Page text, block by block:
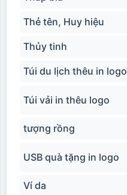
Thẻ tên, Huy hiệu
Thủy tinh
Túi du lịch thêu in logo
Túi vải in thêu logo
tượng rồng
USB quà tặng in logo
Ví da